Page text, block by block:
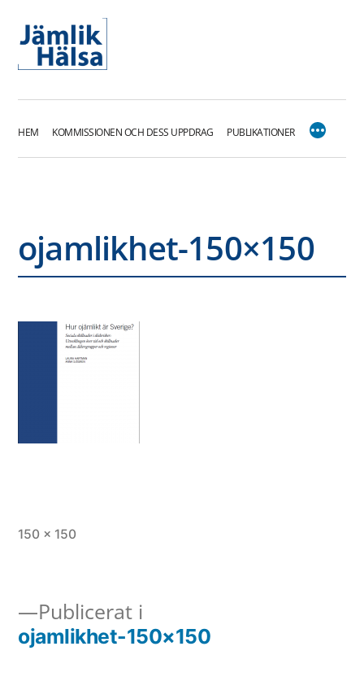
till
innehåll
HEM KOMMISSIONEN OCH DESS UPPDRAG PUBLIKATIONER
ojamlikhet-150×150
Full
150 × 150
Inläggsnavigering
Publicerat i
ojamlikhet-150×150